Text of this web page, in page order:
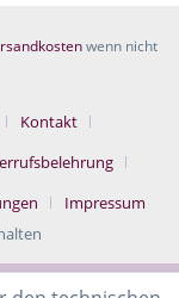
wenn nicht
Kontakt
Impressum